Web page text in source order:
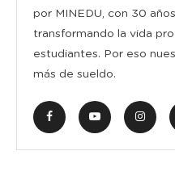
por MINEDU, con 30
transformando la vida
estudiantes. Por eso
más de sueldo.